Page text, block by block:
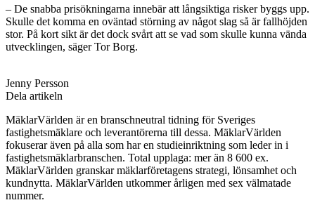
– De snabba prisökningarna innebär att långsiktiga risker byggs upp.
Skulle det komma en oväntad störning av något slag så är fallhöjden
stor. På kort sikt är det dock svårt att se vad som skulle kunna vända
utvecklingen, säger Tor Borg.
Jenny Persson
Dela artikeln
MäklarVärlden är en branschneutral tidning för Sveriges
fastighetsmäklare och leverantörerna till dessa. MäklarVärlden
fokuserar även på alla som har en studieinriktning som leder in i
fastighetsmäklarbranschen. Total upplaga: mer än 8 600 ex.
MäklarVärlden granskar mäklarföretagens strategi, lönsamhet och
kundnytta. MäklarVärlden utkommer årligen med sex välmatade
nummer.